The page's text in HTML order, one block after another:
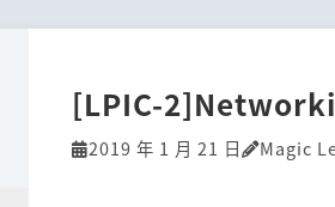
[LPIC-
2019 年 1 月 21 日 Magic